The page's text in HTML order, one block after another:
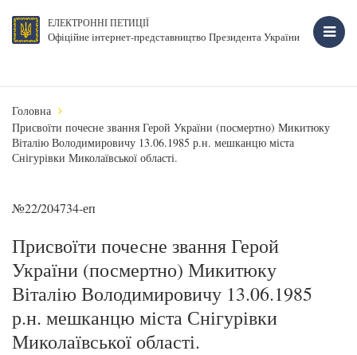
ЕЛЕКТРОННІ ПЕТИЦІЇ
Офіційне інтернет-представництво Президента України
Головна
Присвоїти почесне звання Герой України (посмертно) Микитюку
Віталію Володимировичу 13.06.1985 р.н. мешканцю міста
Снігурівки Миколаївської області.
№22/204734-еп
Присвоїти почесне звання Герой
України (посмертно) Микитюку
Віталію Володимировичу 13.06.1985
р.н. мешканцю міста Снігурівки
Миколаївської області.